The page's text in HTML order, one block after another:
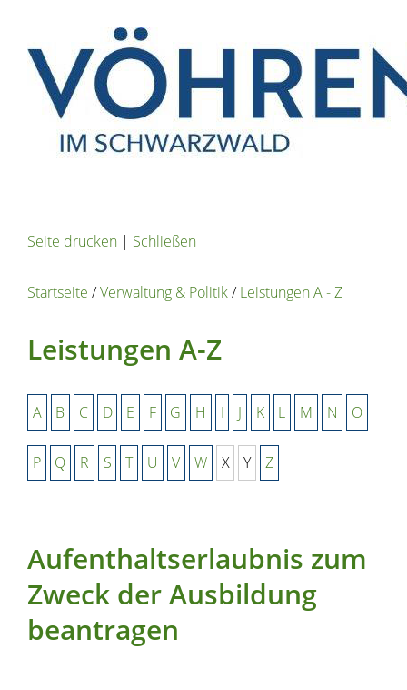
Seite drucken | Schließen
Startseite /Verwaltung & Politik/Leistungen A - Z
Leistungen A-Z
A B C D E F G H I J K L M N O
P Q R S T U V W X Y Z
Aufenthaltserlaubnis zum
Zweck der Ausbildung
beantragen